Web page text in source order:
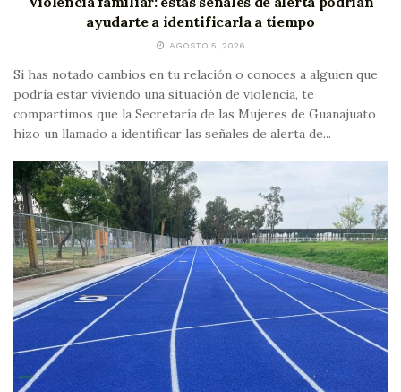
ayudarte a identificarla a tiempo
AGOSTO 5, 2026
Si has notado cambios en tu relación o conoces a alguien que
podría estar viviendo una situación de violencia, te
compartimos que la Secretaría de las Mujeres de Guanajuato
hizo un llamado a identificar las señales de alerta de...